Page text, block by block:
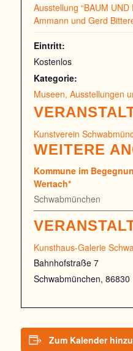
Ausstellung “BAUM
Ammann und Gerd
Eintritt:
Kostenlos
Kategorie:
Museen, Ausstellungen
Kunsthaus-Galerie
Bahnhofstraße 7
Schwabmünchen, 86830
Kunstverein
WEITERE
Kommune im
Wertach*
Schwabmünchen
Zum Kalender